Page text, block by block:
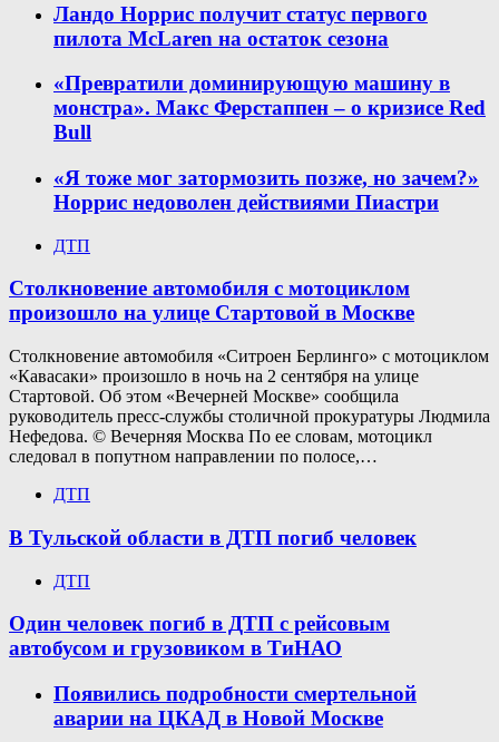
Ландо Норрис получит статус первого
пилота McLaren на остаток сезона
«Превратили доминирующую машину в
монстра». Макс Ферстаппен – о кризисе Red
Bull
«Я тоже мог затормозить позже, но зачем?»
Норрис недоволен действиями Пиастри
ДТП
Столкновение автомобиля с мотоциклом
произошло на улице Стартовой в Москве
Столкновение автомобиля «Ситроен Берлинго» с мотоциклом
«Кавасаки» произошло в ночь на 2 сентября на улице
Стартовой. Об этом «Вечерней Москве» сообщила
руководитель пресс-службы столичной прокуратуры Людмила
Нефедова. © Вечерняя Москва По ее словам, мотоцикл
следовал в попутном направлении по полосе,…
ДТП
В Тульской области в ДТП погиб человек
ДТП
Один человек погиб в ДТП с рейсовым
автобусом и грузовиком в ТиНАО
Появились подробности смертельной
аварии на ЦКАД в Новой Москве